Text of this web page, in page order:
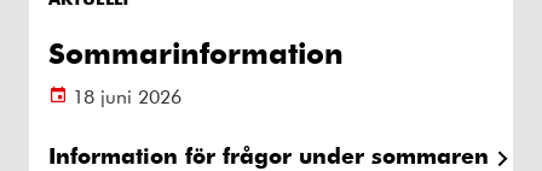
Sommarinformation
18 juni 2026
Information för frågor under sommaren